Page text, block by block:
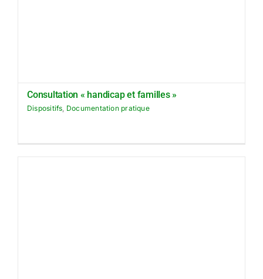
Consultation « handicap et familles »
Dispositifs, Documentation pratique